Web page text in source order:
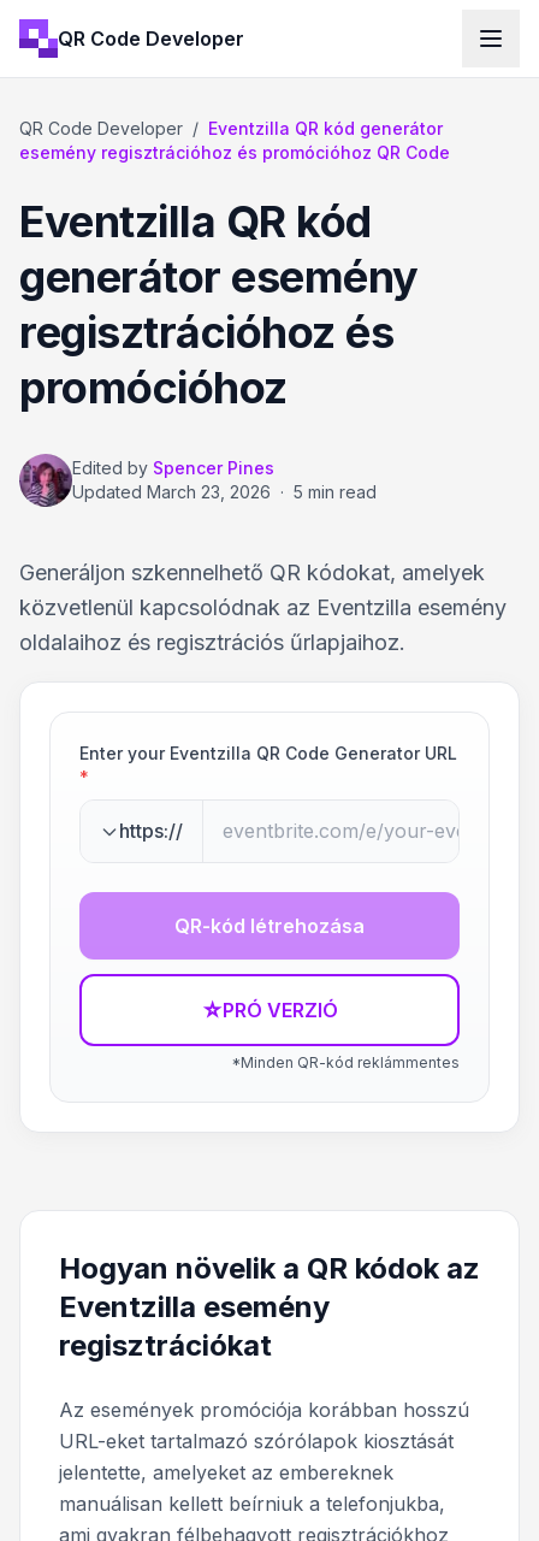
QR Code Developer
QR Code Developer / Eventzilla QR kód generátor
esemény regisztrációhoz és promócióhoz QR Code
Eventzilla QR kód
generátor esemény
regisztrációhoz és
promócióhoz
Edited by Spencer Pines
Updated March 23, 2026 · 5 min read
Generáljon szkennelhető QR kódokat, amelyek
közvetlenül kapcsolódnak az Eventzilla esemény
oldalaihoz és regisztrációs űrlapjaihoz.
Enter your Eventzilla QR Code Generator URL
*
https://
QR-kód létrehozása
☆PRÓ VERZIÓ
*Minden QR-kód reklámmentes
Hogyan növelik a QR kódok az
Eventzilla esemény
regisztrációkat
Az események promóciója korábban hosszú
URL-eket tartalmazó szórólapok kiosztását
jelentette, amelyeket az embereknek
manuálisan kellett beírniuk a telefonjukba,
ami gyakran félbehagyott regisztrációkhoz